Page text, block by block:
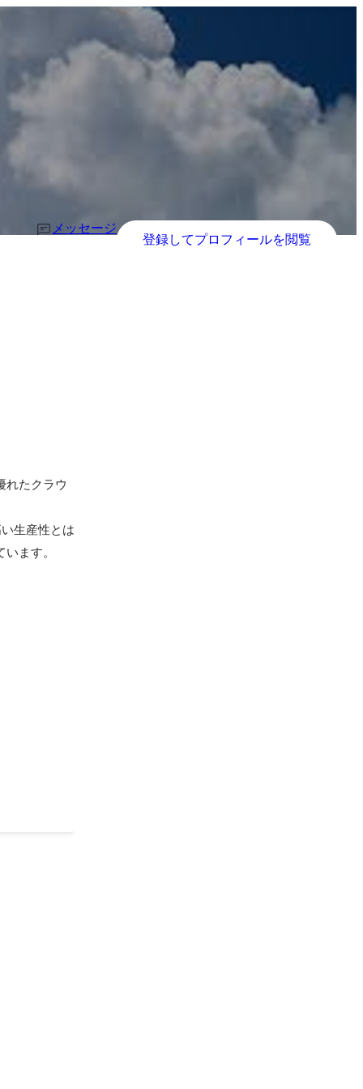
メッセージ
登録してプロフィールを閲覧
れたクラウ
生産性とは
ます。